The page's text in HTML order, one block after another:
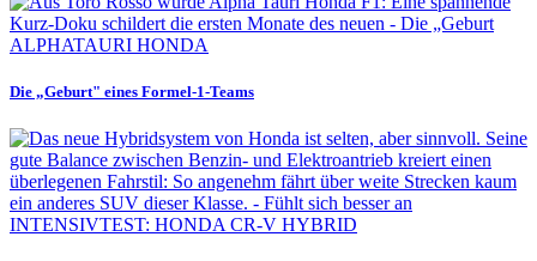
ALPHATAURI HONDA
Die „Geburt" eines Formel-1-Teams
INTENSIVTEST: HONDA CR-V HYBRID